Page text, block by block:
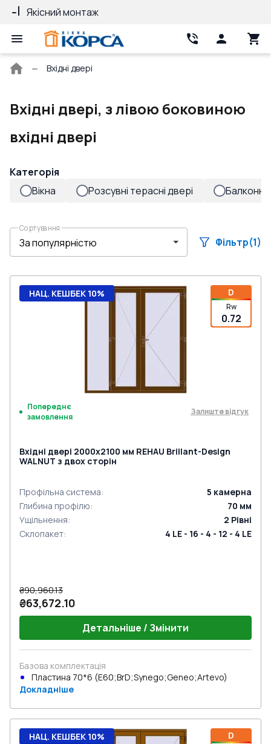
Якісний монтаж
Головна
Вхідні двері
Вхідні двері, з лівою боковиною
вхідні двері
Категорія
Вікна
Розсувні терасні двері Балконні
Сортування
Фільтр(1)
D
Rw
0.72
НАЦ. КЕШБЕК 10%
Попереднє
замовлення
Залиште відгук
Вхідні двері 2000x2100 мм REHAU Brillant-Design
WALNUT з двох сторін
Профільна система: 5 камерна
Глибина профілю: 70 мм
Ущільнення: 2 Рівні
Склопакет: 4 LE - 16 - 4 - 12 - 4 LE
₴90,960.13
₴63,672.10
Детальніше / Змінити
Базова комплектація
Пластина 70*6 (E60;BrD;Synego;Geneo;Artevo)
Докладніше
D
НАЦ. КЕШБЕК 10%